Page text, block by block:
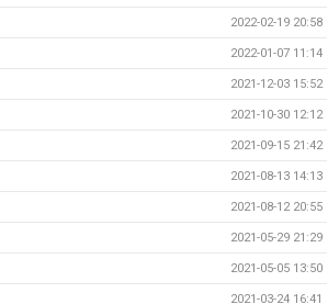
2022-02-19 20:58
2022-01-07 11:14
2021-12-03 15:52
2021-10-30 12:12
2021-09-15 21:42
2021-08-13 14:13
2021-08-12 20:55
2021-05-29 21:29
2021-05-05 13:50
2021-03-24 16:41